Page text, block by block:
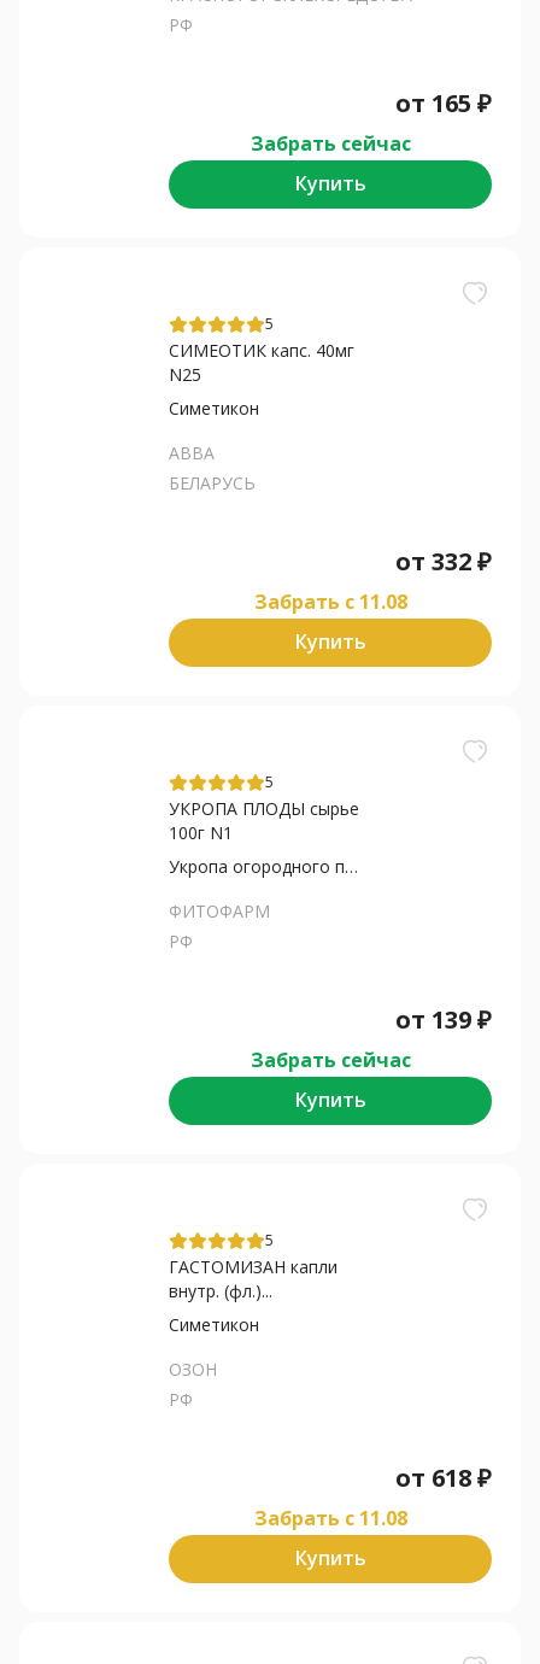
РФ
от 165 ₽
Забрать сейчас
Купить
5
СИМЕОТИК капс. 40мг
N25
Симетикон
АВВА
БЕЛАРУСЬ
от 332₽
Забрать c 11.08
Купить
5
УКРОПА ПЛОДЫ сырье
100г N1
Укропа огородного плоды
ФИТОФАРМ
РФ
от 139₽
Забрать сейчас
Купить
5
ГАСТОМИЗАН капли
внутр. (фл.)...
Симетикон
ОЗОН
РФ
от 618₽
Забрать c 11.08
Купить